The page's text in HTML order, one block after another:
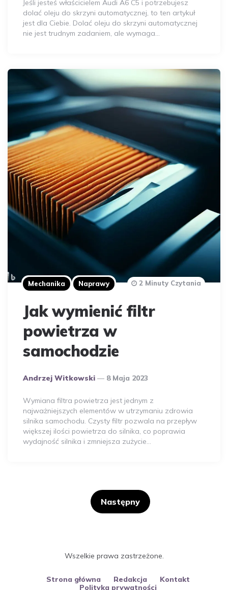
Jeśli jesteś właścicielem Audi A6 C5 i potrzebujesz
dolać oleju do skrzyni automatycznej, to ten artykuł
jest dla Ciebie. Dolać oleju do skrzyni automatycznej
nie jest trudnym zadaniem, ale wymaga…
Mechanika Naprawy
Jak wymienić filtr
powietrza w
samochodzie
Opublikowany
Andrzej Witkowski 8 Maja 2023
2 Minuty Czytania
Wymiana filtra powietrza jest jednym z
najważniejszych elementów w utrzymaniu zdrowia
silnika samochodu. Czysty filtr pozwala na przepływ
większej ilości powietrza do silnika, co poprawia
wydajność silnika i zmniejsza zużycie…
Następny
Wszelkie prawa zastrzeżone.
Strona główna Redakcja
Kontakt
Polityka prywatności